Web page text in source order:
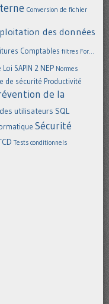
Conversion de fichier
des données
Comptables filtres For...
Loi SAPIN 2 NEP Normes
de sécurité Productivité
de la
utilisateurs SQL
Sécurité
Tests conditionnels